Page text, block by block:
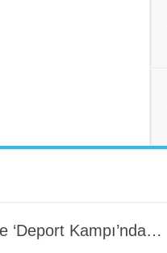
‘Deport Kampı’nda…